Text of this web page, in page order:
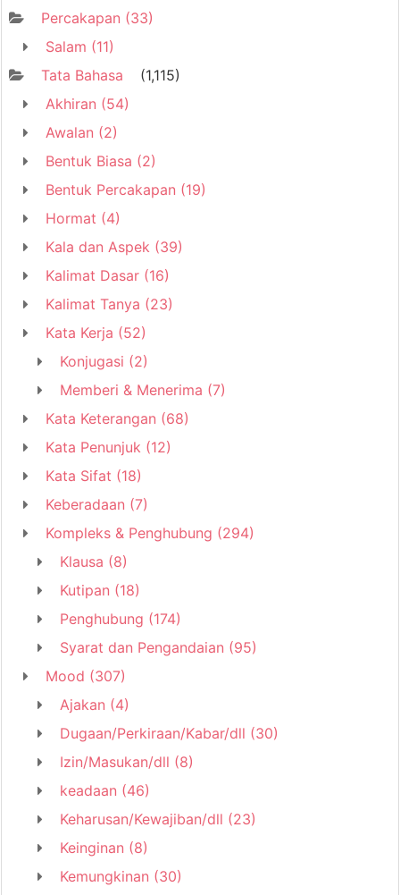
Percakapan (33)
Salam (11)
Tata Bahasa
(1,115)
Akhiran (54)
Awalan (2)
Bentuk Biasa (2)
Bentuk Percakapan (19)
Hormat (4)
Kala dan Aspek (39)
Kalimat Dasar (16)
Kalimat Tanya (23)
Kata Kerja (52)
Konjugasi (2)
Memberi & Menerima (7)
Kata Keterangan (68)
Kata Penunjuk (12)
Kata Sifat (18)
Keberadaan (7)
Kompleks & Penghubung (294)
Klausa (8)
Kutipan (18)
Penghubung (174)
Syarat dan Pengandaian (95)
Mood (307)
Ajakan (4)
Dugaan/Perkiraan/Kabar/dll (30)
Izin/Masukan/dll (8)
keadaan (46)
Keharusan/Kewajiban/dll (23)
Keinginan (8)
Kemungkinan (30)